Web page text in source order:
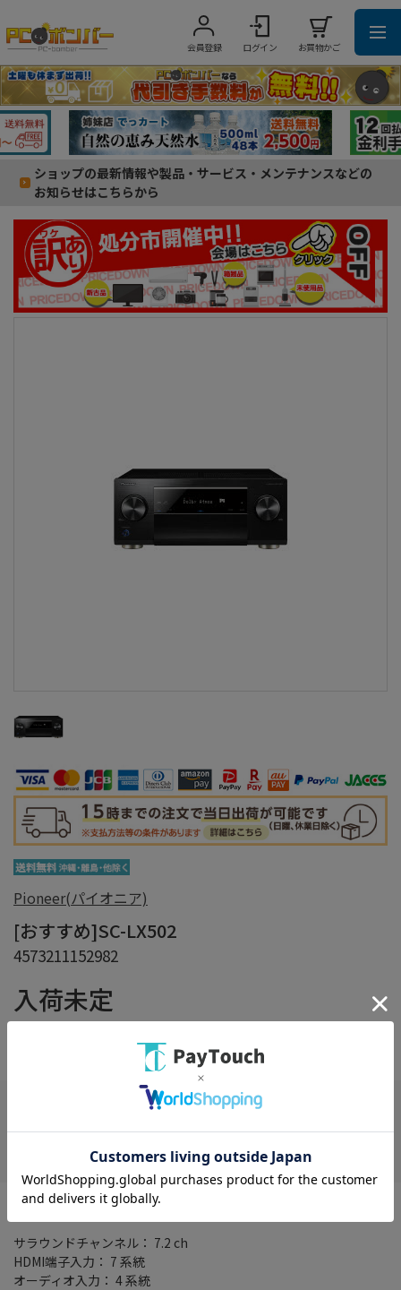
会員登録 ログイン お買物かご
ショップの最新情報や製品・サービス・メンテナンスなどの
お知らせはこちらから
Pioneer(パイオニア)
[おすすめ]SC-LX502
4573211152982
入荷未定
在庫がありません
7ch同時ハイパワー出力560WのAVアンプ
サラウンドチャンネル： 7.2 ch
HDMI端子入力： 7 系統
オーディオ入力： 4 系統